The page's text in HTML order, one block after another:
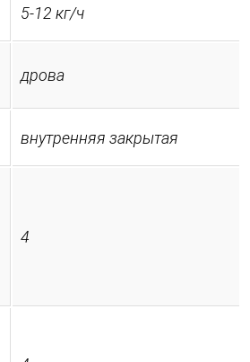
5-12 кг/ч
дрова
внутренняя закрытая
4